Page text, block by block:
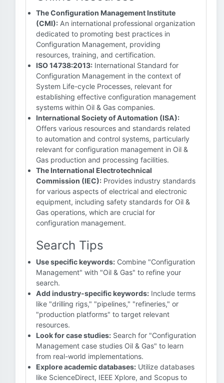
The Configuration Management Institute
(CMI): An international professional organization
dedicated to promoting best practices in
Configuration Management, providing
resources, training, and certification.
ISO 14738:2013: International Standard for
Configuration Management in the context of
System Life-cycle Processes, relevant for
establishing effective configuration management
systems within Oil & Gas companies.
International Society of Automation (ISA):
Offers various resources and standards related
to automation and control systems, particularly
relevant for configuration management in Oil &
Gas production and processing facilities.
The International Electrotechnical
Commission (IEC): Provides industry standards
for various aspects of electrical and electronic
equipment, including safety standards for Oil &
Gas operations, which are crucial for
configuration management.
Search Tips
Use specific keywords: Combine "Configuration
Management" with "Oil & Gas" to refine your
search.
Add industry-specific keywords: Include terms
like "drilling rigs," "pipelines," "refineries," or
"production platforms" to target relevant
resources.
Look for case studies: Search for "Configuration
Management case studies Oil & Gas" to learn
from real-world implementations.
Explore academic databases: Utilize databases
like ScienceDirect, IEEE Xplore, and Scopus to